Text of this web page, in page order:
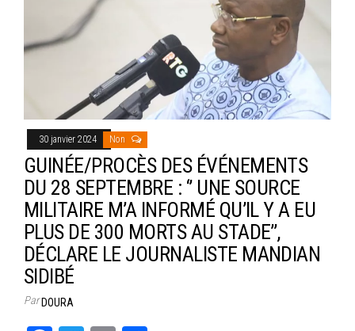
30 janvier 2024 Non
GUINÉE/PROCÈS DES ÉVÉNEMENTS
DU 28 SEPTEMBRE : ‘’ UNE SOURCE
MILITAIRE M’A INFORMÉ QU’IL Y A EU
PLUS DE 300 MORTS AU STADE’’,
DÉCLARE LE JOURNALISTE MANDIAN
SIDIBÉ
ParDOURA